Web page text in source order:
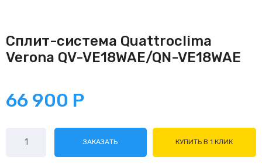
Сплит-система Quattroclima
Verona QV-VE18WAE/QN-VE18WAE
66 900 Р
товара
Quattroclima
ЗАКАЗАТЬ КУПИТЬ В 1 КЛИК